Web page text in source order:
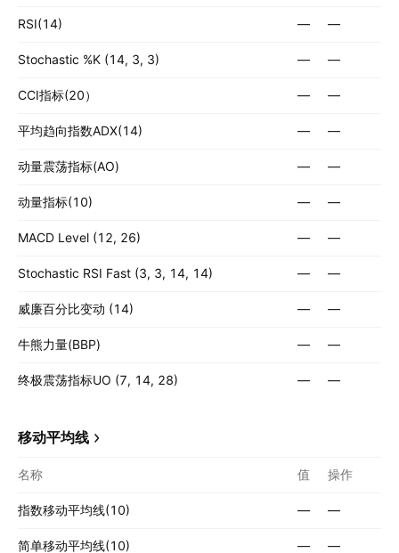
RSI(14) — —
Stochastic %K (14, 3, 3) — —
CCI指标(20） — —
平均趋向指数ADX(14) — —
动量震荡指标(AO) — —
动量指标(10) — —
MACD Level (12, 26) — —
Stochastic RSI Fast (3, 3, 14, 14) — —
威廉百分比变动 (14) — —
牛熊力量(BBP) — —
终极震荡指标UO (7, 14, 28) — —
移动平均线
名称 值 操作
指数移动平均线(10) — —
简单移动平均线(10) — —